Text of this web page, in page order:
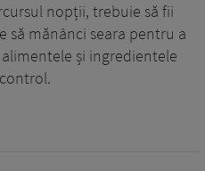
nopții, trebuie să fii
să mănânci seara pentru a
și ingredientele